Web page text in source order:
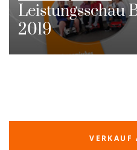
Leistungsschau
2019
VERKAUF